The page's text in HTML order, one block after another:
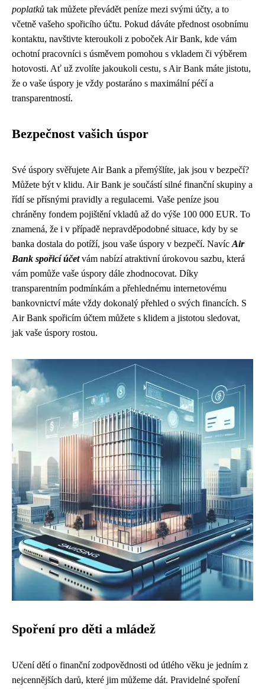
poplatků tak můžete převádět peníze mezi svými účty, a to
včetně vašeho spořicího účtu. Pokud dáváte přednost osobnímu
kontaktu, navštivte kteroukoli z poboček Air Bank, kde vám
ochotní pracovníci s úsměvem pomohou s vkladem či výběrem
hotovosti. Ať už zvolíte jakoukoli cestu, s Air Bank máte jistotu,
že o vaše úspory je vždy postaráno s maximální péčí a
transparentností.
Bezpečnost vašich úspor
Své úspory svěřujete Air Bank a přemýšlíte, jak jsou v bezpečí?
Můžete být v klidu. Air Bank je součástí silné finanční skupiny a
řídí se přísnými pravidly a regulacemi. Vaše peníze jsou
chráněny fondem pojištění vkladů až do výše 100 000 EUR. To
znamená, že i v případě nepravděpodobné situace, kdy by se
banka dostala do potíží, jsou vaše úspory v bezpečí. Navíc Air
Bank spořicí účetvám nabízí atraktivní úrokovou sazbu, která
vám pomůže vaše úspory dále zhodnocovat. Díky
transparentním podmínkám a přehlednému internetovému
bankovnictví máte vždy dokonalý přehled o svých financích. S
Air Bank spořicím účtem můžete s klidem a jistotou sledovat,
jak vaše úspory rostou.
Spoření pro děti a mládež
Učení dětí o finanční zodpovědnosti od útlého věku je jedním z
nejcennějších darů, které jim můžeme dát. Pravidelné spoření